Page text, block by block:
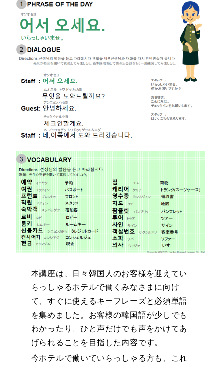
本講座は、日々韓国人のお客様を迎えてい
らっしゃるホテルで働くみなさまに向け
て、すぐに使えるキーフレーズと必須単語
を集めました。お客様の韓国語が少しでも
わかったり、ひと声だけでも声をかけてあ
げられることを目指した内容です。
今ホテルで働いていらっしゃる方も、これ